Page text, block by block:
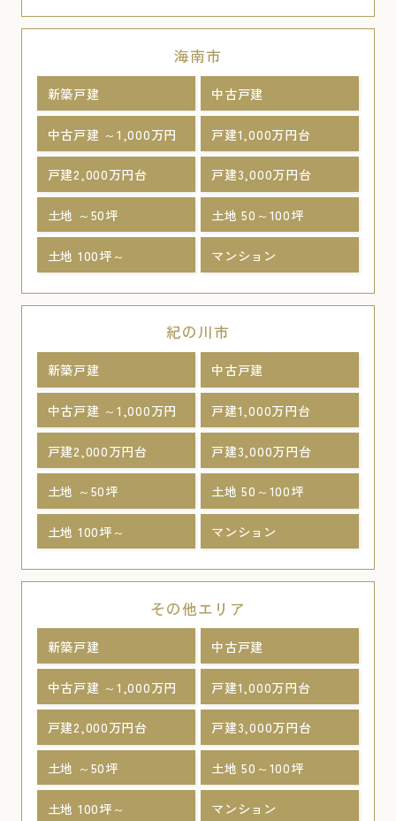
海南市
新築戸建 中古戸建
中古戸建 ～1,000万円 戸建1,000万円台
戸建2,000万円台 戸建3,000万円台
土地 ～50坪 土地 50～100坪
土地 100坪～ マンション
紀の川市
新築戸建 中古戸建
中古戸建 ～1,000万円 戸建1,000万円台
戸建2,000万円台 戸建3,000万円台
土地 ～50坪 土地 50～100坪
土地 100坪～ マンション
その他エリア
新築戸建 中古戸建
中古戸建 ～1,000万円 戸建1,000万円台
戸建2,000万円台 戸建3,000万円台
土地 ～50坪 土地 50～100坪
土地 100坪～ マンション